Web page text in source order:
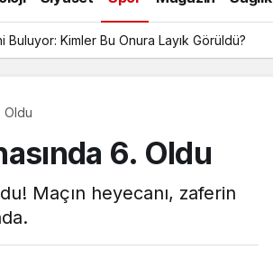
Buluyor: Kimler Bu Onura Layık Görüldü?
Oldu
6. Oldu
Maçın heyecanı, zaferin